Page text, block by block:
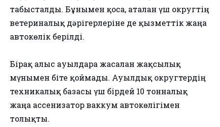
табысталды. Бұнымен қоса, аталған үш округтің
ветериналық дәрігерлеріне де қызметтік жаңа
автокөлік берілді.
Бірақ алыс ауылдарға жасалған жақсылық
мүнымен біте қоймады. Ауылдық округтердің
техникалық базасы үш бірдей 10 тонналық
жаңа ассенизатор ваккум автокөлігімен
толықты.